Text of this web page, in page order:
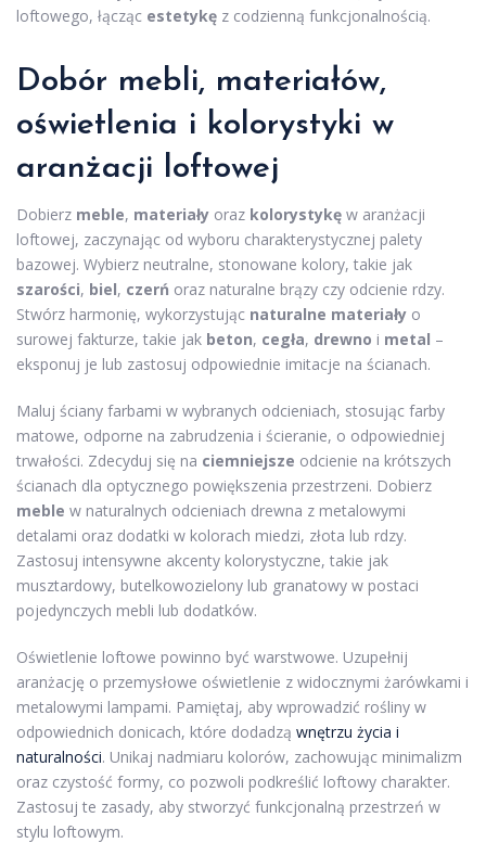
loftowego, łącząc estetykę z codzienną funkcjonalnością.
Dobór mebli, materiałów,
oświetlenia i kolorystyki w
aranżacji loftowej
Dobierz meble, materiały oraz kolorystykę w aranżacji
loftowej, zaczynając od wyboru charakterystycznej palety
bazowej. Wybierz neutralne, stonowane kolory, takie jak
szarości, biel, czerń oraz naturalne brązy czy odcienie rdzy.
Stwórz harmonię, wykorzystując naturalne materiały o
surowej fakturze, takie jak beton, cegła, drewno i metal –
eksponuj je lub zastosuj odpowiednie imitacje na ścianach.
Maluj ściany farbami w wybranych odcieniach, stosując farby
matowe, odporne na zabrudzenia i ścieranie, o odpowiedniej
trwałości. Zdecyduj się na ciemniejsze odcienie na krótszych
ścianach dla optycznego powiększenia przestrzeni. Dobierz
meble w naturalnych odcieniach drewna z metalowymi
detalami oraz dodatki w kolorach miedzi, złota lub rdzy.
Zastosuj intensywne akcenty kolorystyczne, takie jak
musztardowy, butelkowozielony lub granatowy w postaci
pojedynczych mebli lub dodatków.
Oświetlenie loftowe powinno być warstwowe. Uzupełnij
aranżację o przemysłowe oświetlenie z widocznymi żarówkami i
metalowymi lampami. Pamiętaj, aby wprowadzić rośliny w
odpowiednich donicach, które dodadzą wnętrzu życia i
naturalności. Unikaj nadmiaru kolorów, zachowując minimalizm
oraz czystość formy, co pozwoli podkreślić loftowy charakter.
Zastosuj te zasady, aby stworzyć funkcjonalną przestrzeń w
stylu loftowym.